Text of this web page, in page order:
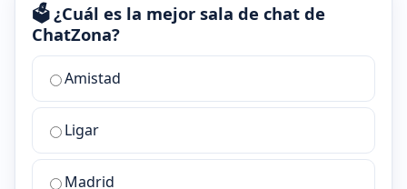
🗳️ ¿Cuál es la mejor sala de chat de
ChatZona?
¿Cuál
la
mejor
sala
Amistad
Ligar
Madrid